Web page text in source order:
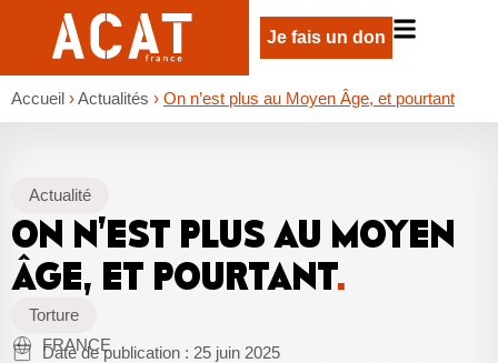
Je fais un don
Accueil ›Actualités › On n’est plus au Moyen Âge, et pourtant
Actualité
ON N’EST PLUS AU MOYEN
ÂGE, ET POURTANT.
Torture
FRANCE
Date de publication : 25 juin 2025